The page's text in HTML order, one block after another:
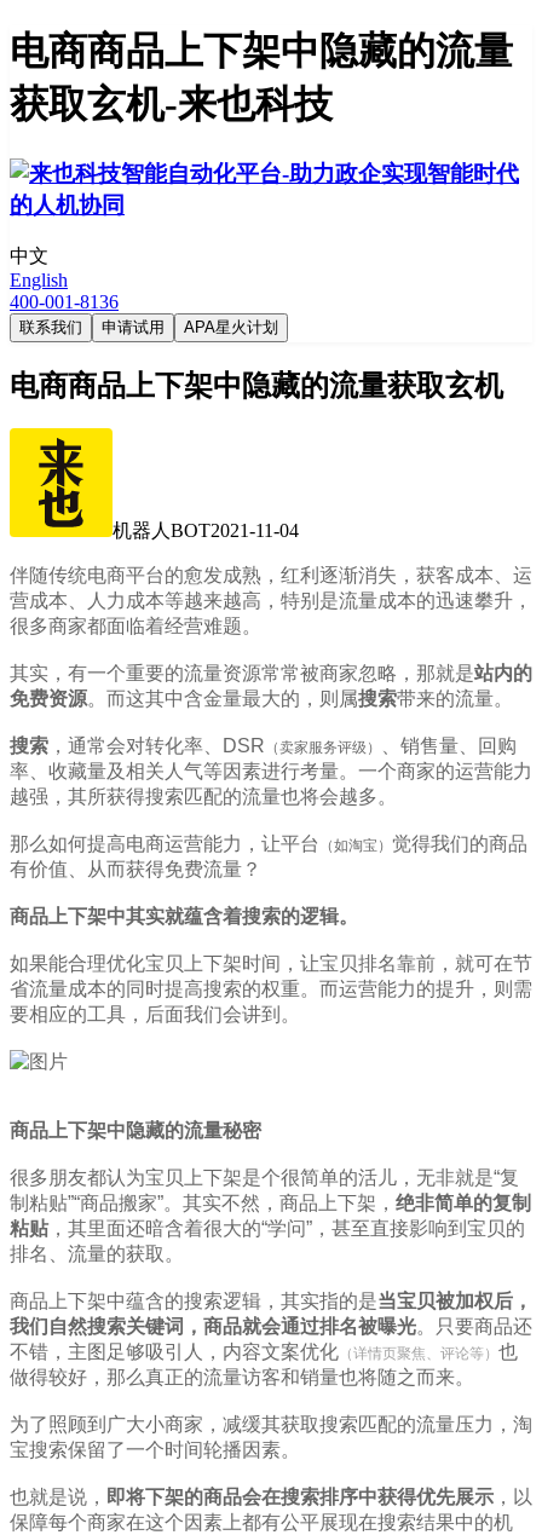
电商商品上下架中隐藏的流量
获取玄机-来也科技
中文
English
400-001-8136
联系我们 申请试用 APA星火计划
电商商品上下架中隐藏的流量获取玄机
机器人BOT2021-11-04
伴随传统电商平台的愈发成熟，红利逐渐消失，获客成本、运
营成本、人力成本等越来越高，特别是流量成本的迅速攀升，
很多商家都面临着经营难题。
其实，有一个重要的流量资源常常被商家忽略，那就是站内的
免费资源。而这其中含金量最大的，则属搜索带来的流量。
搜索 ，通常会对转化率、DSR （卖家服务评级）
、销售量、回购
率、收藏量及相关人气等因素进行考量。一个商家的运营能力
越强，其所获得搜索匹配的流量也将会越多。
那么如何提高电商运营能力，让平台 （如淘宝） 觉得我们的商品
有价值、从而获得免费流量？
商品上下架中其实就蕴含着搜索的逻辑。
如果能合理优化宝贝上下架时间，让宝贝排名靠前，就可在节
省流量成本的同时提高搜索的权重。而运营能力的提升，则需
要相应的工具，后面我们会讲到。
商品上下架中隐藏的流量秘密
很多朋友都认为宝贝上下架是个很简单的活儿，无非就是“复
制粘贴”“商品搬家”。其实不然，商品上下架， 绝非简单的复制
粘贴，其里面还暗含着很大的“学问”，甚至直接影响到宝贝的
排名、流量的获取。
商品上下架中蕴含的搜索逻辑，其实指的是当宝贝被加权后，
我们自然搜索关键词，商品就会通过排名被曝光。只要商品还
不错，主图足够吸引人，内容文案优化 （详情页聚焦、评论等） 也
做得较好，那么真正的流量访客和销量也将随之而来。
为了照顾到广大小商家，减缓其获取搜索匹配的流量压力，淘
宝搜索保留了一个时间轮播因素。
也就是说， 即将下架的商品会在搜索排序中获得优先展示 ，以
保障每个商家在这个因素上都有公平展现在搜索结果中的机